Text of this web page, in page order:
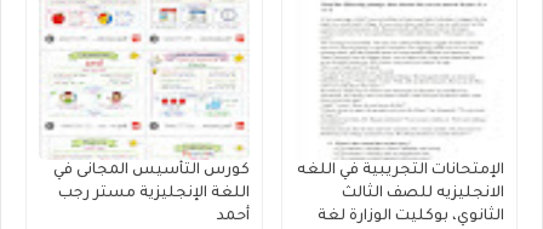
الإمتحانات التجريبية في اللغه
الانجليزيه للصف الثالث
الثانوي، بوكليت الوزارة لغة
كورس التأسيس المجانى في
اللغة الإنجليزية مستر رجب
أحمد